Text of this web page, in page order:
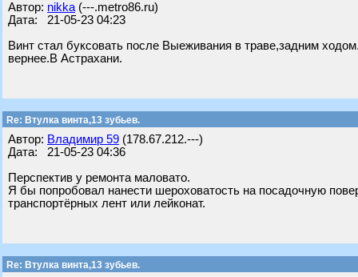
Автор: nikka (---.metro86.ru)
Дата: 21-05-23 04:23
Винт стал буксовать после Выеживания в траве,задним
вернее.В Астрахани.
Re: Втулка винта,13 зубьев.
Автор: Владимир 59 (178.67.212.---)
Дата: 21-05-23 04:36
Перспектив у ремонта маловато.
Я бы попробовал нанести шероховатость на посадочную
транспортёрных лент или лейконат.
Re: Втулка винта,13 зубьев.